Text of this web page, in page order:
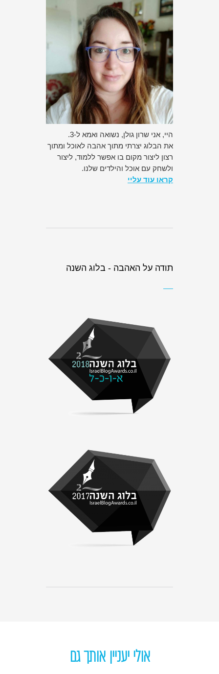
היי, אני שרון גולן, נשואה ואמא ל-3.
את הבלוג יצרתי מתוך אהבה לאוכל ומתוך
רצון ליצור מקום בו אפשר ללמוד, ליצור
ולשחק עם אוכל והילדים שלנו.
קראו עוד עליי
תודה על האהבה - בלוג השנה
אולי יעניין אותך גם